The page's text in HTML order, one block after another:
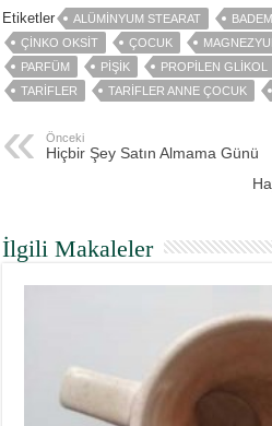
Etiketler ALÜMINYUM STEARAT
ÇINKO OKSIT
ÇOCUK
PARFÜM
PIŞIK PROPILEN GLIKOL
TARIFLER
TARIFLER ANNE ÇOCUK
Önceki
Hiçbir Şey Satın Almama Günü
İlgili Makaleler